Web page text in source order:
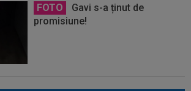
FOTO
Gavi s-a ținut de
promisiune!